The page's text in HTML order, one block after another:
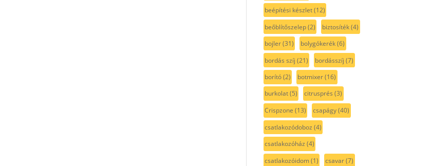
beépítési készlet(12)
beőblítőszelep(2) biztosíték(4)
bojler(31) bolygókerék(6)
bordás szíj (21) bordásszíj (7)
borító(2) botmixer(16)
burkolat(5) citrusprés (3)
Crispzone (13) csapágy(40)
csatlakozódoboz (4)
csatlakozóház (4)
csatlakozóidom(1) csavar(7)